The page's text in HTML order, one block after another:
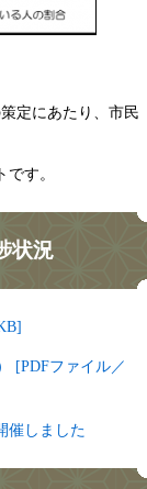
定にあたり、市民
す。
状況
[PDFファイル／
催しました